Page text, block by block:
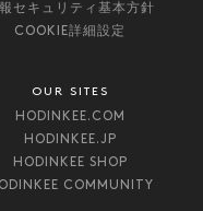
セキュリティ基本方針
COOKIE詳細設定
OUR SITES
HODINKEE.COM
HODINKEE.JP
HODINKEE SHOP
COMMUNITY